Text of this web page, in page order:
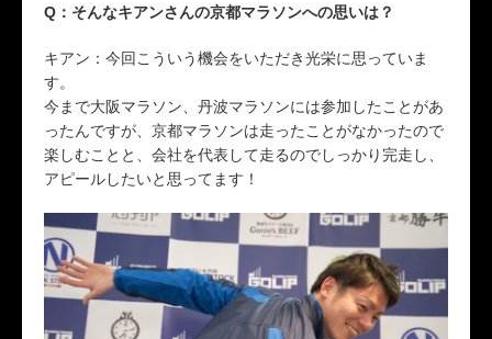
Q：そんなキアンさんの京都マラソンへの思いは？
キアン：今回こういう機会をいただき光栄に思っていま
す。
今まで大阪マラソン、丹波マラソンには参加したことがあ
ったんですが、京都マラソンは走ったことがなかったので
楽しむことと、会社を代表して走るのでしっかり完走し、
アピールしたいと思ってます！